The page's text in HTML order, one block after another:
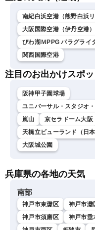
南紀白浜空港（熊野白浜リ
大阪国際空港（伊丹空港）
びわ湖ＭPPG パラグライ
関西国際空港
注目のお出かけスポッ
阪神甲子園球場
ユニバーサル・スタジオ
嵐山
京セラドーム大阪
天橋立ビューランド（日本
大阪城公園
兵庫県の各地の天気
南部
神戸市東灘区 神戸市灘
神戸市須磨区
神戸市垂